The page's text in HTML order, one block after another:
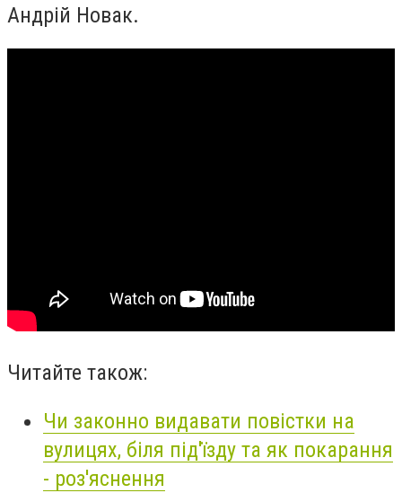
Андрій Новак.
Читайте також:
Чи законно видавати повістки на
вулицях, біля під'їзду та як покарання
- роз'яснення